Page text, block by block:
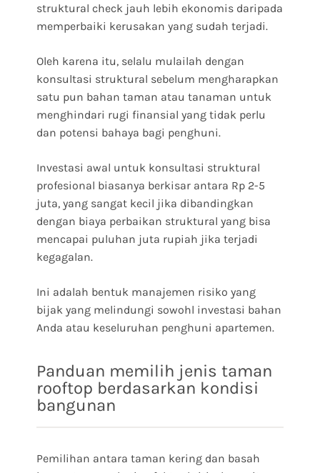
struktural check jauh lebih ekonomis daripada
memperbaiki kerusakan yang sudah terjadi.
Oleh karena itu, selalu mulailah dengan
konsultasi struktural sebelum mengharapkan
satu pun bahan taman atau tanaman untuk
menghindari rugi finansial yang tidak perlu
dan potensi bahaya bagi penghuni.
Investasi awal untuk konsultasi struktural
profesional biasanya berkisar antara Rp 2-5
juta, yang sangat kecil jika dibandingkan
dengan biaya perbaikan struktural yang bisa
mencapai puluhan juta rupiah jika terjadi
kegagalan.
Ini adalah bentuk manajemen risiko yang
bijak yang melindungi sowohl investasi bahan
Anda atau keseluruhan penghuni apartemen.
Panduan memilih jenis taman
rooftop berdasarkan kondisi
bangunan
Pemilihan antara taman kering dan basah